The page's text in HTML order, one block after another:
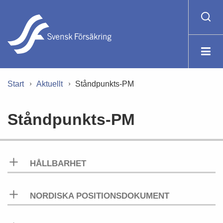
Start Aktuellt Ståndpunkts-PM
Ståndpunkts-PM
HÅLLBARHET
NORDISKA POSITIONSDOKUMENT